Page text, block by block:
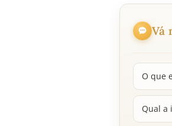
Vá
O que
Qual a